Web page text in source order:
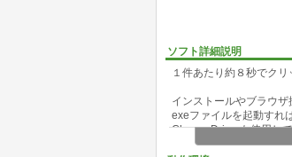
ソフト詳細説明
１件あたり約８秒でク
インストールやブラウザ
exeファイルを起動すれ
ChromeDriverも使用し